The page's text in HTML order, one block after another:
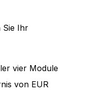
Sie Ihr
vier Module
von EUR